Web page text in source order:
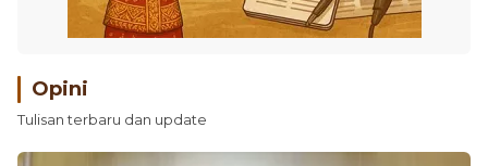
Opini
Tulisan terbaru dan update